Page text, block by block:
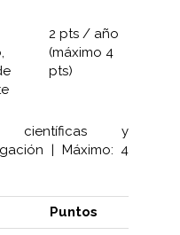
2 pts / año
(máximo 4
pts)
científicas y
| Máximo: 4
Puntos